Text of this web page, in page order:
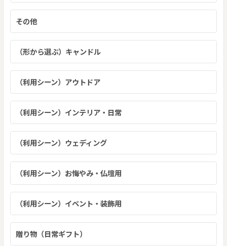
その他
（形から選ぶ）キャンドル
（利用シーン）アウトドア
（利用シーン）インテリア・日常
（利用シーン）ウェディング
（利用シーン）お悔やみ・仏壇用
（利用シーン）イベント・装飾用
贈り物（日常ギフト）